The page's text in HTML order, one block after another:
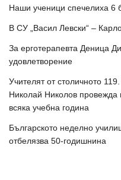
Наши ученици спечелиха 6
В СУ „Васил Левски“ –
За ерготерапевта Деница
удовлетворение
Учителят от столичното
Николай Николов провежда
всяка учебна година
Българското неделно
отбелязва 50-годишнина